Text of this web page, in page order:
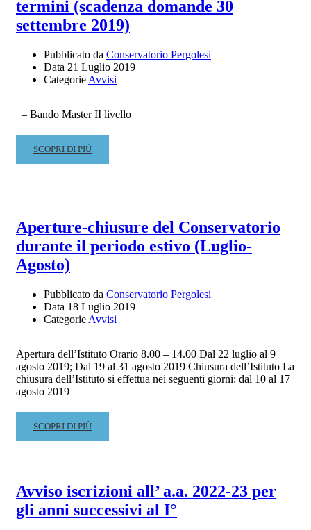
CONSERVATORIO
termini (scadenza domande 30
settembre 2019)
Pubblicato da Conservatorio Pergolesi
Data 21 Luglio 2019
Categorie Avvisi
– Bando Master II livello
READ
MORE
“INTERPRETAZIONE
MUSICA
E
RIAPERTURA
(SCADENZA
DOMANDE
30
SETTEMBRE
2019)
SCOPRI DI PIÙ
Aperture-chiusure del Conservatorio
durante il periodo estivo (Luglio-
Agosto)
Pubblicato da Conservatorio Pergolesi
Data 18 Luglio 2019
Categorie Avvisi
Apertura dell’Istituto Orario 8.00 – 14.00 Dal 22 luglio al 9
agosto 2019; Dal 19 al 31 agosto 2019 Chiusura dell’Istituto La
chiusura dell’Istituto si effettua nei seguenti giorni: dal 10 al 17
agosto 2019
READ
MORE
DEL
CONSERVATORIO
SCOPRI DI PIÙ
Avviso iscrizioni all’ a.a. 2022-23 per
gli anni successivi al I°